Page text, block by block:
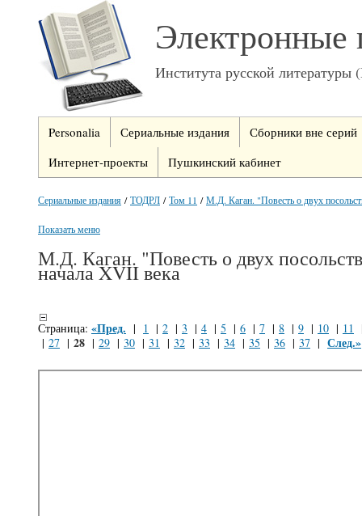
Электронные
Института русской
Personalia Сериальные издания
Сборники вне серий
Интернет-проекты
Пушкинский кабинет
Сериальные издания /ТОДРЛ /Том 11 /М.Д. Каган. "Повесть о двух
Показать меню
М.Д. Каган. "Повесть о двух
начала XVII века
Страница: «Пред. | 1 | 2 | 3 | 4 | 5 | 6 | 7 | 8 | 9 | 10 | 11
| 27 | 28 | 29 | 30 | 31 | 32 | 33 | 34 | 35 | 36 | 37 | След.»